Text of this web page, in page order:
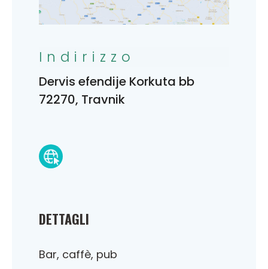
DETTAGLI
Bar, caffè, pub
Indirizzo
Dervis efendije Korkuta bb
72270, Travnik